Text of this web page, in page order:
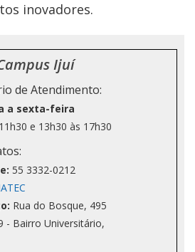
inovadores.
Ijuí
de Atendimento:
a sexta-feira
e 13h30 às 17h30
55 3332-0212
Rua do Bosque, 495
- Bairro Universitário,